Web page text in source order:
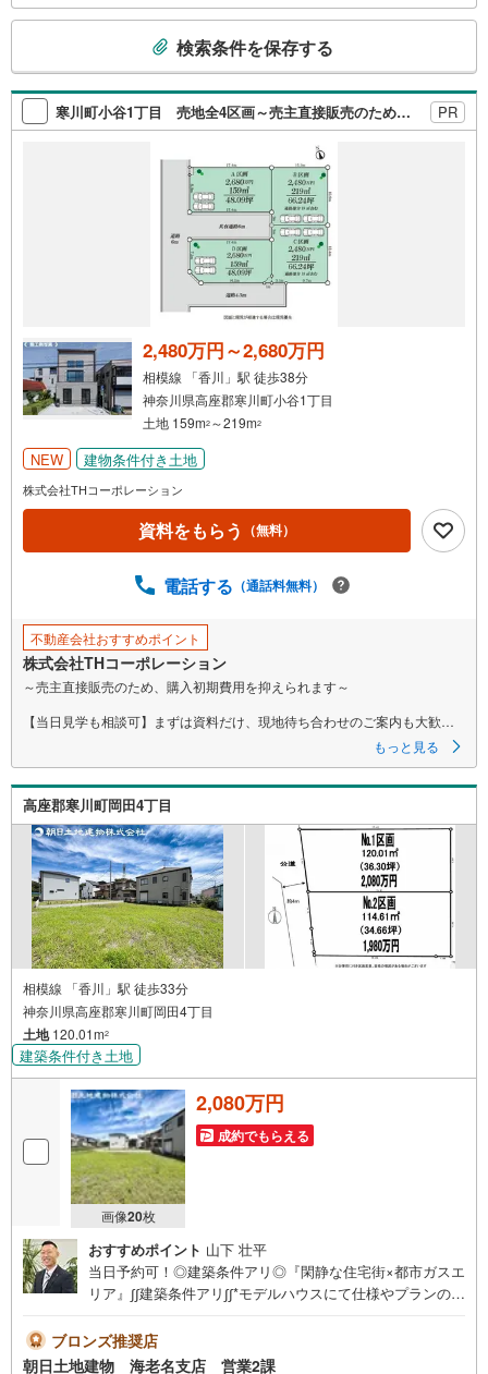
検
索
条
る
・
条
件
マ
イ
ペ
ジ
存
す
検索条件を保存する
寒川町小谷1丁目 売地全4区画～売主直接販売のため、購入初期費用を抑えられます～ PR
2,480万円～2,680万円
相模線 「香川」駅 徒歩38分
神奈川県高座郡寒川町小谷1丁目
土地 159m2 ～219m2
NEW 建物条件付き土地
株式会社THコーポレーション
資料をもらう （無料）
電話する （通話料無料）
不動産会社おすすめポイント
株式会社THコーポレーション
～売主直接販売のため、購入初期費用を抑えられます～
【当日見学も相談可】まずは資料だけ、現地待ち合わせのご案内も大歓迎
▼ 弊社売主・限定物件も多数あり ▼
・エリア特化の豊富な実績！自社物件も多数取扱あり
・地域密着の豊富な情報量で住まい探しをサポート！
・見学や資料請求はお気軽にどうぞ♪
▼ 他社掲載の物件もまとめてご紹介可 ▼
・効率よく複数を比較見学したい方、お任せください！
・ワンストップで比較検討！資金計画から丁寧に対応します。
▼ まずは話を聞いてみたい方も歓迎 ▼
・資金計画や住宅ローンのご相談のみでもお気軽に♪
▼ しつこい営業はいたしません ▼
・気になること、まずはメールでのお問い合わせでも結構です。
・お気軽にご相談ください！
ーーーーーーーーーーーーーーーーーーーーーーーーーー
ご質問、ご見学希望、資料請求など、まずはお気軽にお問い合わせくださ
もっと見る
高座郡寒川町岡田4丁目
相模線 「香川」駅 徒歩33分
神奈川県高座郡寒川町岡田4丁目
土地120.01m2
建築条件付き土地
画像20枚
2,080万円
成約でもらえる
おすすめポイント 山下 壮平
当日予約可！◎建築条件アリ◎『閑静な住宅街×都市ガスエ
リア』∫∫建築条件アリ∫∫*モデルハウスにて仕様やプランのお
路は車通りも少なく、生活環境良好な現地です*∫∫都市ガス
エリア∫∫*日々のランニングコストを抑えられる、人気の都
ブロンズ推奨店
朝日土地建物 海老名支店 営業2課